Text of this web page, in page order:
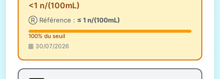
<1 n/(100mL)
Ⓡ Référence : ≤ 1 n/(100mL)
100% du seuil
30/07/2026